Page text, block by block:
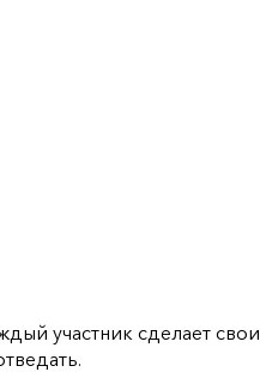
участник сделает свои